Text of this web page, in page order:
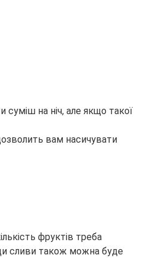
суміш на ніч, але якщо такої
вам насичувати
фруктів треба
сливи також можна буде